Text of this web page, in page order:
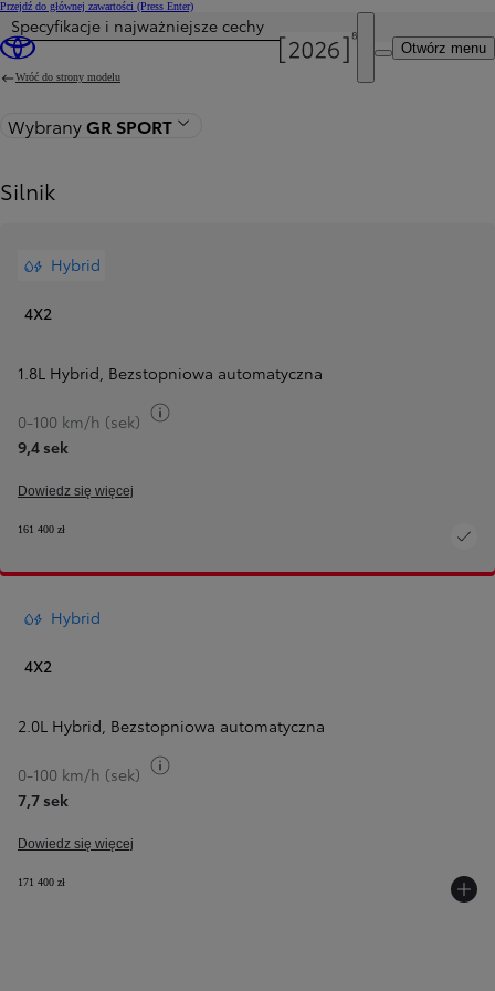
Przejdź do głównej zawartości (Press Enter)
Otwórz menu
Cena została zaktualizowana Cena Twojej konfiguracji została zmieniona na 161 400 zł.
Specyfikacje i najważniejsze cechy
Wróć do strony modelu
WybranyGR SPORT
Silnik
Hybrid
4X2
1.8L Hybrid, Bezstopniowa automatyczna
0-100 km/h (sek)
9,4 sek
Dowiedz się więcej
161 400 zł
Hybrid
4X2
2.0L Hybrid, Bezstopniowa automatyczna
0-100 km/h (sek)
7,7 sek
Dowiedz się więcej
171 400 zł